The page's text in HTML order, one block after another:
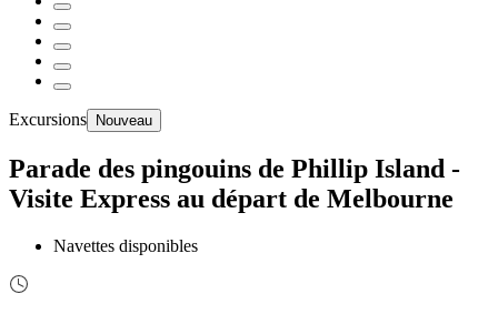
Excursions Nouveau
Parade des pingouins de Phillip Island -
Visite Express au départ de Melbourne
Navettes disponibles